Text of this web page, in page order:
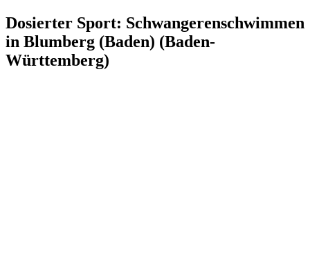
Dosierter Sport: Schwangerenschwimmen
in Blumberg (Baden) (Baden-
Württemberg)